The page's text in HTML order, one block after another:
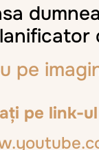
pe
pe link-